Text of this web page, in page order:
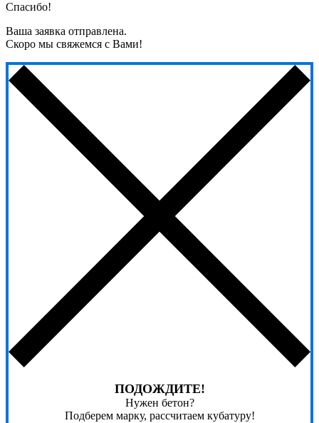
Спасибо!
Ваша заявка отправлена.
Скоро мы свяжемся с Вами!
ПОДОЖДИТЕ!
Нужен бетон?
Подберем марку, рассчитаем кубатуру!